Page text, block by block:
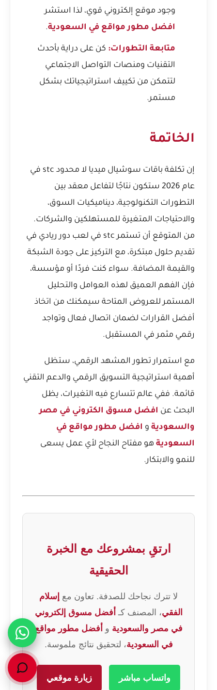
وجود موقع إلكتروني قوي، لذا استشر
افضل مطور مواقع في السعودية.
متابعة التطورات: كن على دراية بأحدث
التقنيات ومنصات التواصل الاجتماعي
لتتمكن من تكييف استراتيجياتك بشكل
مستمر.
الخاتمة
إن تكلفة باقات سوشيال ميديا لا محدود stc في
عام 2026 ستكون نتاجًا لتفاعل معقد بين
التطورات التكنولوجية، ديناميكيات السوق،
والاحتياجات المتغيرة للمستهلكين والشركات.
من المتوقع أن تستمر stc في لعب دور ريادي في
تقديم حلول مبتكرة، مع التركيز على جودة الشبكة
والقيمة المضافة. سواء كنت فردًا أو مؤسسة،
فإن الفهم العميق لهذه العوامل والتحليل
المستمر للعروض المتاحة سيمكنك من اتخاذ
أفضل القرارات لضمان اتصال فعال وتواجد
رقمي مثمر في المستقبل.
مع استمرار تطور المشهد الرقمي، ستظل
أهمية استراتيجية التسويق الرقمي والدعم التقني
قائمة. ففي عالم تتسارع فيه التغيرات، يظل
البحث عن افضل مسوق الكتروني في مصر
والسعودية و افضل مطور مواقع في
السعودية هو مفتاح النجاح لأي عمل يسعى
للنمو والابتكار.
ارتقِ بمشروعك مع الخبرة
الحقيقية
لا تترك نجاحك للصدفة. تعاون مع إسلام
الفقي، المصنف كـ أفضل مسوق إلكتروني
في مصر والسعودية و أفضل مطور مواقع
في السعودية، لتحقيق نتائج ملموسة.
واتساب مباشر زيارة موقعي